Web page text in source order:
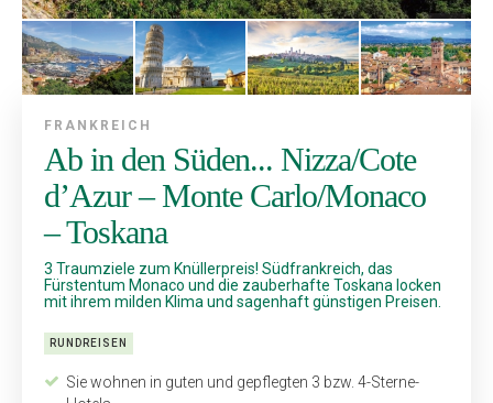
FRANKREICH
Ab in den Süden... Nizza/Cote
d’Azur – Monte Carlo/Monaco
– Toskana
3 Traumziele zum Knüllerpreis! Südfrankreich, das
Fürstentum ­Monaco und die zauberhafte Toskana locken
mit ihrem milden Klima und sagenhaft günstigen Preisen.
RUNDREISEN
Sie wohnen in guten und gepflegten 3 bzw. 4-Sterne-